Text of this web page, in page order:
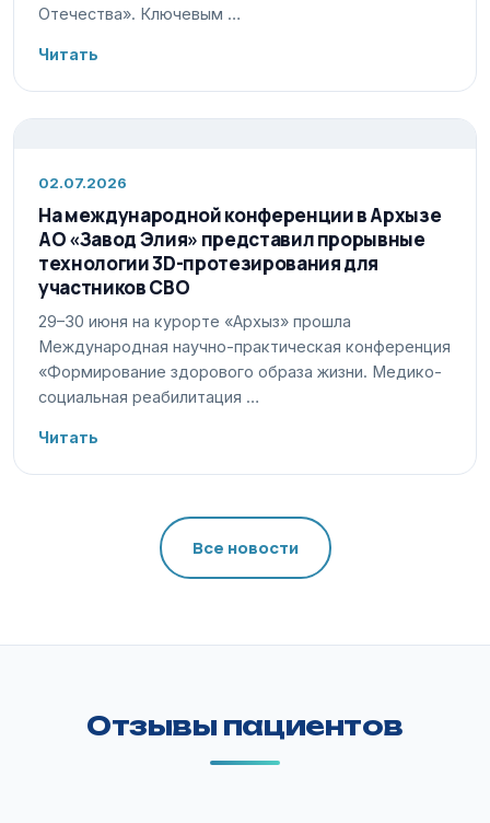
Отечества». Ключевым …
Читать
02.07.2026
На международной конференции в Архызе
АО «Завод Элия» представил прорывные
технологии 3D-протезирования для
участников СВО
29–30 июня на курорте «Архыз» прошла
Международная научно-практическая конференция
«Формирование здорового образа жизни. Медико-
социальная реабилитация …
Читать
Все новости
Отзывы пациентов